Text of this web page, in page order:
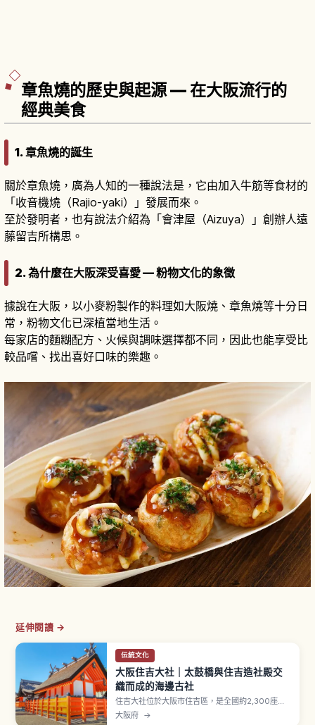
章魚燒的歷史與起源 — 在大阪流行的
經典美食
1. 章魚燒的誕生
關於章魚燒，廣為人知的一種說法是，它由加入牛筋等食材的
「收音機燒（Rajio-yaki）」發展而來。
至於發明者，也有說法介紹為「會津屋（Aizuya）」創辦人遠
藤留吉所構思。
2. 為什麼在大阪深受喜愛 — 粉物文化的象徵
據說在大阪，以小麥粉製作的料理如大阪燒、章魚燒等十分日
常，粉物文化已深植當地生活。
每家店的麵糊配方、火候與調味選擇都不同，因此也能享受比
較品嚐、找出喜好口味的樂趣。
延伸閱讀 →
伝統文化
大阪住吉大社｜太鼓橋與住吉造社殿交
織而成的海邊古社
住吉大社位於大阪市住吉區，是全國約2,300座住
吉神社的總本社，新年「三が日」就會迎來約200
萬人。相傳創建可追溯至神功皇后時代，擁有約
大阪府 →